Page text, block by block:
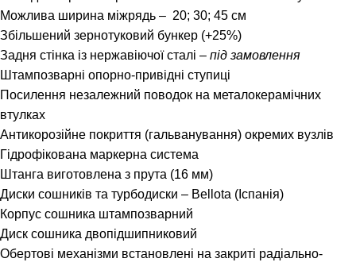
Можлива ширина міжрядь – 20; 30; 45 см
Збільшений зернотуковий бункер (+25%)
Задня стінка із нержавіючої сталі – під замовлення
Штампозварні опорно-привідні ступиці
Посилення незалежний поводок на металокерамічних
втулках
Антикорозійне покриття (гальванування) окремих вузлів
Гідрофікована маркерна система
Штанга виготовлена з прута (16 мм)
Диски сошників та турбодиски – Bellota (Іспанія)
Корпус сошника штампозварний
Диск сошника двопідшипниковий
Обертові механізми встановлені на закриті радіально-